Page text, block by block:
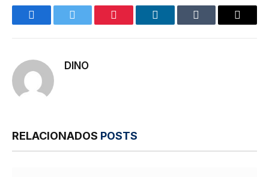
FacebookTwitter Pinterest LinkedInTumblr
E-
DINO
RELACIONADOS POSTS